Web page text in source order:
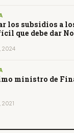
los subsidios a
que debe dar
2024
ministro de
2021